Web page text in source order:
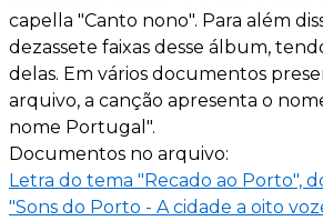
capella "Canto nono". Para além
dezassete faixas desse álbum,
delas. Em vários documentos
arquivo, a canção apresenta o
nome Portugal".
Documentos no arquivo:
Letra do tema "Recado ao Porto",
"Sons do Porto - A cidade a oito